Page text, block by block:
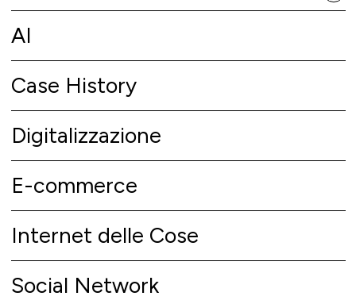
AI
Case History
Digitalizzazione
E-commerce
Internet delle Cose
Social Network